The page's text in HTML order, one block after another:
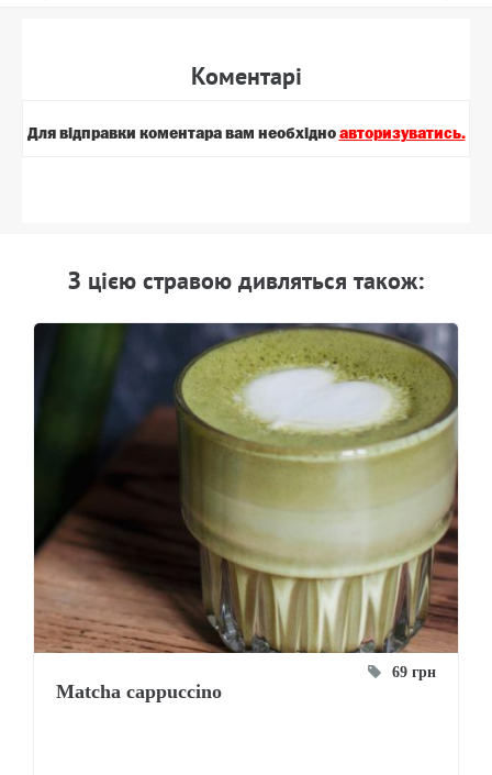
Коментарi
Для вiдправки коментара вам необхiдно авторизуватись.
З цiєю стравою дивляться також:
69 грн
Matcha cappuccino